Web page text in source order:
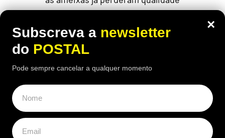
×
Subscreva a newsletter
do POSTAL
Pode sempre cancelar a qualquer momento